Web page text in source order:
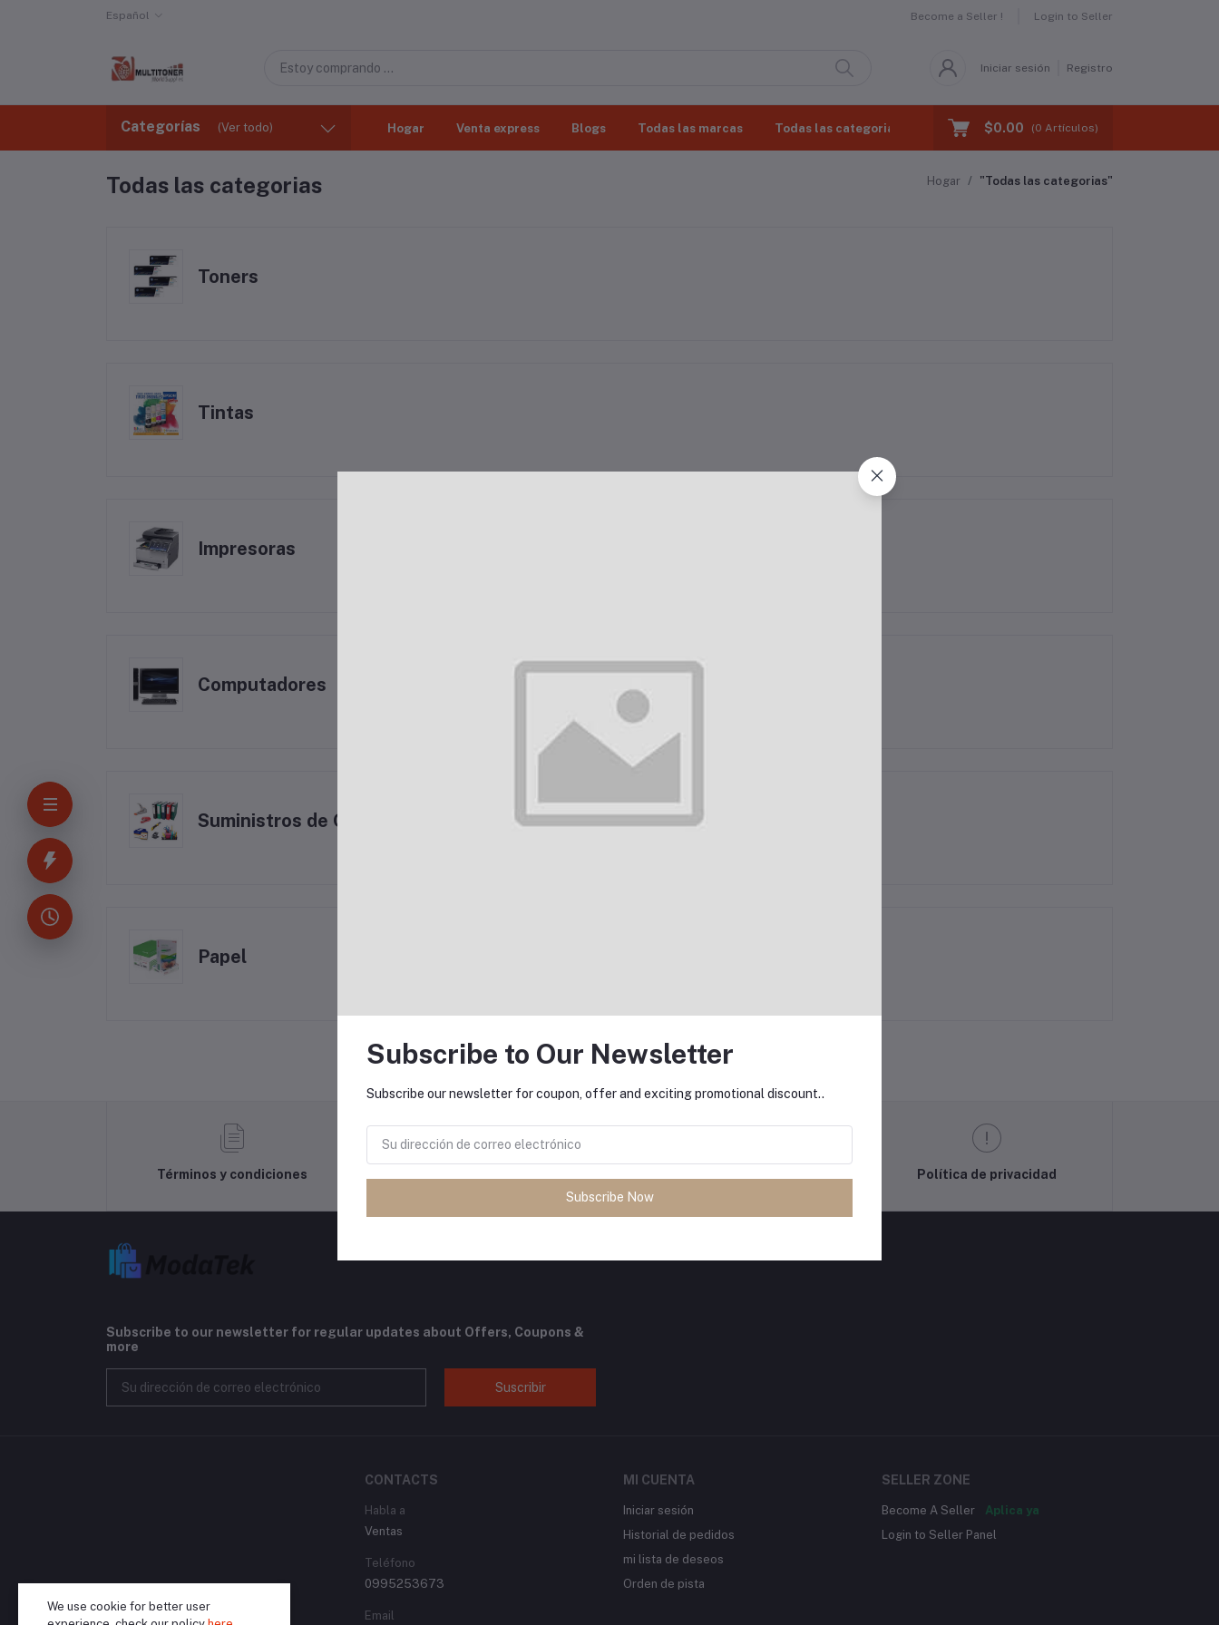
Español Become a Seller ! Login to Seller
Iniciar sesión Registro
Categorías (Ver todo) Hogar Venta express Blogs Todas las marcas Todas las categorias $0.00 (0 Artículos)
Todas las categorias Hogar "Todas las categorias"
Toners
Tintas
Impresoras
Computadores
Suministros de Oficina
Papel
Términos y condiciones
Política de devoluciones
Política de privacidad
Subscribe to our newsletter for regular updates about Offers, Coupons &
more
Suscribir
CONTACTS
Habla a
Ventas
Teléfono
0995253673
Email
MI CUENTA
Iniciar sesión
Historial de pedidos
mi lista de deseos
Orden de pista
SELLER ZONE
Become A Seller
Aplica ya
Login to Seller Panel
We use cookie for better user
Subscribe to Our Newsletter
Subscribe our newsletter for coupon, offer and exciting promotional discount..
Subscribe Now